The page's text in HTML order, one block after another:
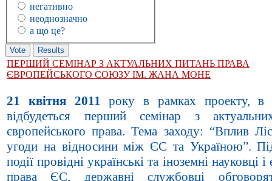
негативно
неоднозначно
а що це?
ПЕРШИЙ СЕМІНАР З АКТУАЛЬНИХ ПИТАНЬ ПРАВА
ЄВРОПЕЙСЬКОГО СОЮЗУ ІМ. ЖАНА МОНЕ
21 квітня 2011
року в рамках проекту,
відбудеться перший семінар з
європейського права. Тема заходу: “Вплив
угоди на відносини між ЄС та Україною”.
події провідні українські та іноземні науковці і
права ЄС, державні службовці